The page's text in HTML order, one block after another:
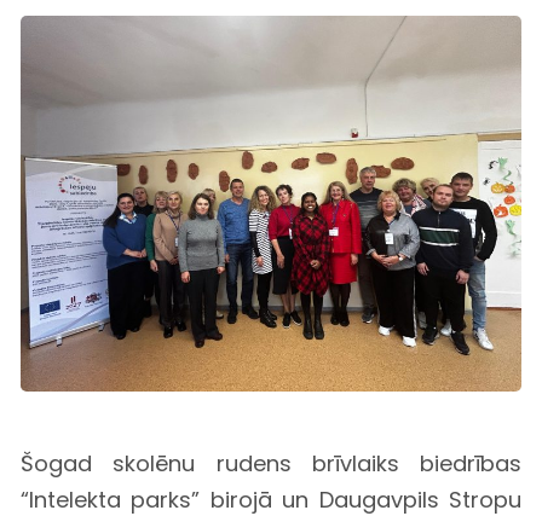
Šogad skolēnu rudens brīvlaiks biedrības
“Intelekta parks” birojā un Daugavpils Stropu